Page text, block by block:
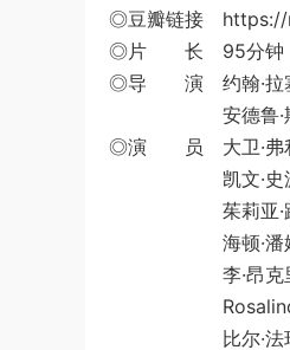
◎豆瓣链接 https://
◎片 长 95分钟
◎导 演 约翰·拉
安德鲁·斯坦
◎演 员 大卫·弗
凯文·史派西
茱莉亚·路易斯
海顿·潘妮蒂
李·昂克里奇
Rosalinde
比尔·法玛尔